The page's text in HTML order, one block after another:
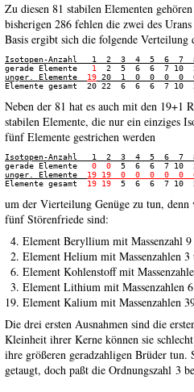
Zu diesen 81 stabilen Elementen
bishe­rigen 286 fehlen die zwei des
Basis ergibt sich die folgende Vertei­lung
Isotopen-Anzahl   1  2  3  4  5  6  7
gerade Elemente 1
2  5  6  6  7 10
unger. Elemente 19 20  1  0  0  0  0
Elemente gesamt  20 22  6  6  6  7
Neben der 81 hat es auch mit den 19+1
stabilen Elemente, die nur ein einziges
fünf Elemente gestrichen werden
Isotopen-Anzahl   1  2  3  4  5  6  7
gerade Elemente 0  0
5  6  6  7 10
unger. Elemente 19 19  0  0  0  0  0
Elemente gesamt 19 19
5  6  6  7 10
um der Vier­teilung Genüge zu tun,
fünf Stören­friede sind:
4. Element Beryllium mit Massenzahl 9
2. Element Helium mit Massenzahlen 3
6. Element Kohlenstoff mit
3. Element Lithium mit Massenzahlen
19. Element Kalium mit Massenzahlen
Die drei ersten Ausnahmen sind die
Klein­heit ihrer Kerne können sie
ihre größeren gerad­zahligen Brüder tun.
getaugt, doch paßt die Ordnungs­zahl 3